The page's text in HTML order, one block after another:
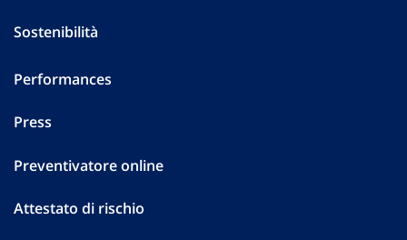
Sostenibilità
Performances
Press
Preventivatore online
Attestato di rischio